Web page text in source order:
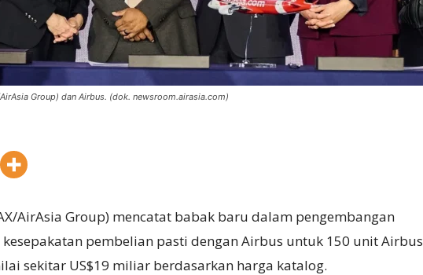
Group) dan Airbus. (dok. newsroom.airasia.com)
AirAsia Group) mencatat babak baru dalam pengembangan
pembelian pasti dengan Airbus untuk 150 unit Airbus
sekitar US$19 miliar berdasarkan harga katalog.